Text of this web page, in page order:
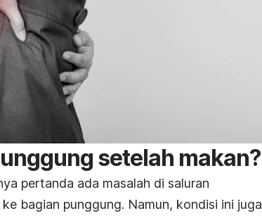
setelah makan?
pertanda ada masalah di saluran
bagian punggung. Namun, kondisi ini juga